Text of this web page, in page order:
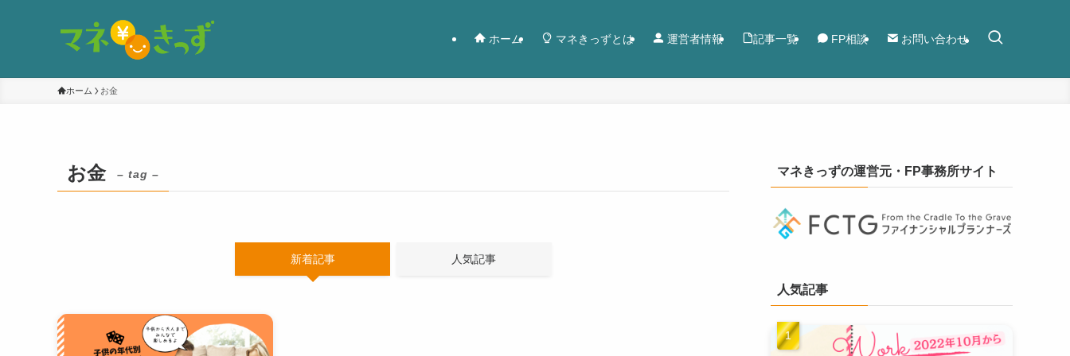
ホーム マネきっずとは 運営者情報 記事一覧 FP相談 お問い合わせ
ホーム お金
お金 – tag –
新着記事 人気記事
マネきっずの運営元・FP事務所サイト
人気記事